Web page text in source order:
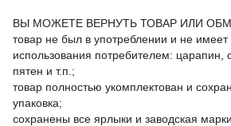
ВЫ МОЖЕТЕ ВЕРНУТЬ ТОВАР ИЛИ
товар не был в употреблении и не имеет
использования потребителем: царапин,
пятен и т.п.;
товар полностью укомплектован и
упаковка;
сохранены все ярлыки и заводская